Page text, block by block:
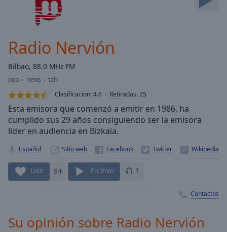
Current
Time0:00
Duration
Loaded:
0.00%
Stream
TypeLIVE
Seek to
currently
behind
liveLIVE
Remaining
Time-
Playback
Radio Nervión
Bilbao, 88.0 MHz FM
pop news
talk
Clasificacion:4.6 Retiradas:25
Esta emisora que comenzó a emitir en 1986, ha
cumplido sus 29 años consiguiendo ser la emisora
lider en audiencia en Bizkaia.
Español Sitio web
Like 94 En Vivo 1
Contactos
Su opinión sobre Radio Nervión